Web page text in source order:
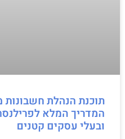
תוכנת הנהלת
המדריך המלא
ובעלי עסקים קטנים